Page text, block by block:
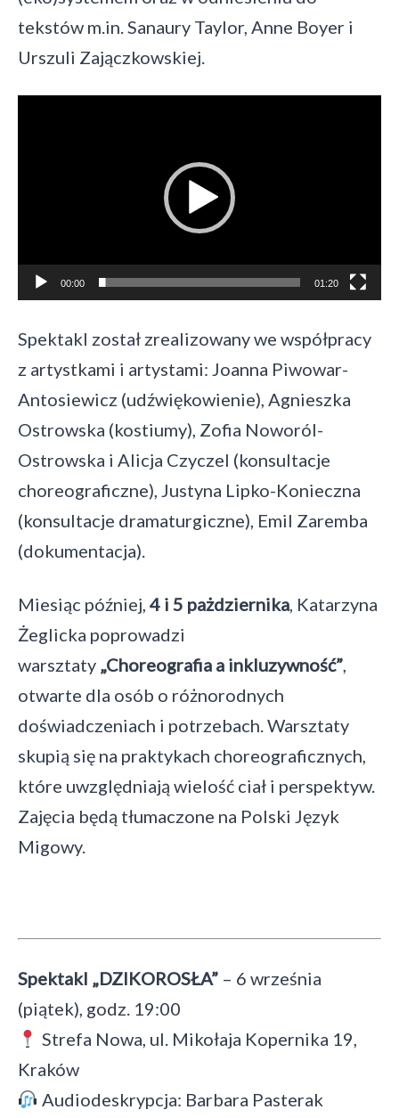
tekstów m.in. Sanaury Taylor, Anne Boyer i
Urszuli Zajączkowskiej.
00:00 01:20
Spektakl został zrealizowany we współpracy
z artystkami i artystami: Joanna Piwowar-
Antosiewicz (udźwiękowienie), Agnieszka
Ostrowska (kostiumy), Zofia Noworól-
Ostrowska i Alicja Czyczel (konsultacje
choreograficzne), Justyna Lipko-Konieczna
(konsultacje dramaturgiczne), Emil Zaremba
(dokumentacja).
Miesiąc później, 4 i 5 pażdziernika , Katarzyna
Żeglicka poprowadzi
warsztaty „Choreografia a inkluzywność”
otwarte dla osób o różnorodnych
doświadczeniach i potrzebach. Warsztaty
skupią się na praktykach choreograficznych,
które uwzględniają wielość ciał i perspektyw.
Zajęcia będą tłumaczone na Polski Język
Migowy.
Spektakl „DZIKOROSŁA” – 6 września
(piątek), godz. 19:00
Strefa Nowa, ul. Mikołaja Kopernika 19,
Kraków
Audiodeskrypcja: Barbara Pasterak